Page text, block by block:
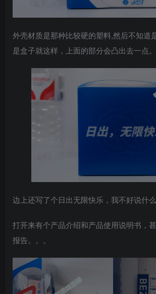
外壳材质是那种比较硬的塑料,然后不知道
是盒子就这样，上面的部分会凸出去一点。
边上还写了个日出无限快乐，我不好说什么
打开来有个产品介绍和产品使用说明书，
报告。。。